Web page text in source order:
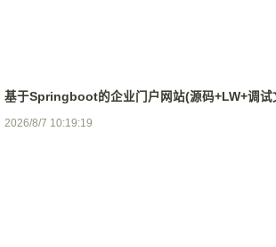
基于Springboot的企业门户网站(源码+LW+调试
2026/8/7 10:19:19